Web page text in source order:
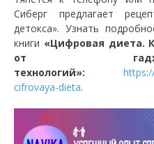
Сиберг предлагает
детокса». Узнать
книги «Цифровая диета.
от
технологий»:
cifrovaya-dieta.